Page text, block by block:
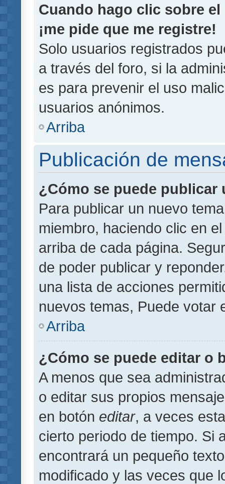
Cuando hago clic sobre
¡me pide que me registre!
Solo usuarios registrados
a través del foro, si la
es para prevenir el uso
usuarios anónimos.
Arriba
Publicación de
¿Cómo se puede publicar
Para publicar un nuevo
miembro, haciendo clic en
arriba de cada página.
de poder publicar y
una lista de acciones
nuevos temas, Puede votar
Arriba
¿Cómo se puede editar o
A menos que sea
o editar sus propios
en botón editar, a veces
cierto periodo de tiempo. Si
encontrará un pequeño
modificado y las veces que